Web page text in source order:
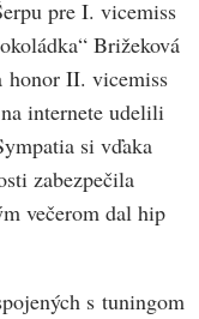
pre I. vicemiss
Brižeková
honor II. vicemiss
internete udelili
si vďaka
zabezpečila
večerom dal hip
s tuningom